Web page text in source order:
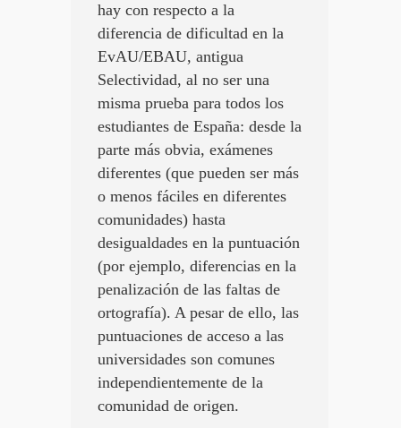
hay con respecto a la
diferencia de dificultad en la
EvAU/EBAU, antigua
Selectividad, al no ser una
misma prueba para todos los
estudiantes de España: desde la
parte más obvia, exámenes
diferentes (que pueden ser más
o menos fáciles en diferentes
comunidades) hasta
desigualdades en la puntuación
(por ejemplo, diferencias en la
penalización de las faltas de
ortografía). A pesar de ello, las
puntuaciones de acceso a las
universidades son comunes
independientemente de la
comunidad de origen.